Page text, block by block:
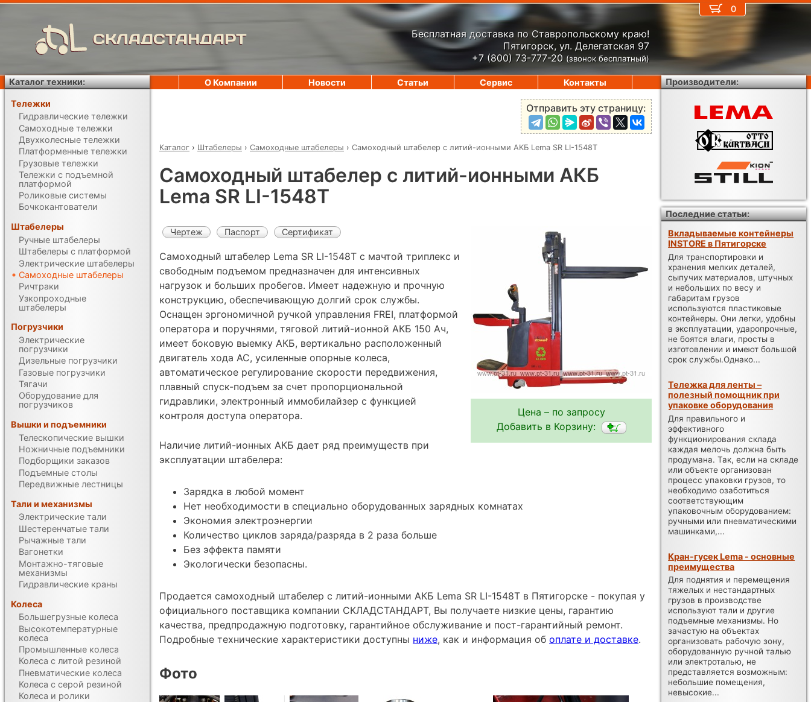
СКЛАДСТАНДАРТ
Бесплатная доставка по Ставропольскому краю!
Пятигорск, ул. Делегатская 97
+7 (800) 73-777-20 (звонок бесплатный)
Отправить эту страницу:
Каталог › Штабелеры › Самоходные штабелеры › Самоходный штабелер с литий-ионными АКБ Lema SR LI-1548Т
Самоходный штабелер с литий-ионными АКБ
Lema SR LI-1548Т
Цена – по запросу
Добавить в Корзину:
Чертеж Паспорт Сертификат
Самоходный штабелер Lema SR LI-1548Т с мачтой триплекс и
свободным подъемом предназначен для интенсивных
нагрузок и больших пробегов. Имеет надежную и прочную
конструкцию, обеспечивающую долгий срок службы.
Оснащен эргономичной ручкой управления FREI, платформой
оператора и поручнями, тяговой литий-ионной АКБ 150 Ач,
имеет боковую выемку АКБ, вертикально расположенный
двигатель хода АС, усиленные опорные колеса,
автоматическое регулирование скорости передвижения,
плавный спуск-подъем за счет пропорциональной
гидравлики, электронный иммобилайзер с функцией
контроля доступа оператора.
Наличие литий-ионных АКБ дает ряд преимуществ при
эксплуатации штабелера:
Зарядка в любой момент
Нет необходимости в специально оборудованных зарядных комнатах
Экономия электроэнергии
Количество циклов заряда/разряда в 2 раза больше
Без эффекта памяти
Экологически безопасны.
Продается самоходный штабелер с литий-ионными АКБ Lema SR LI-1548Т в Пятигорске - покупая у
официального поставщика компании СКЛАДСТАНДАРТ, Вы получаете низкие цены, гарантию
качества, предпродажную подготовку, гарантийное обслуживание и пост-гарантийный ремонт.
Подробные технические характеристики доступны ниже, как и информация об оплате и доставке.
Фото
0
О Компании Новости Статьи Сервис Контакты
Каталог техники:
Тележки
Гидравлические тележки
Самоходные тележки
Двухколесные тележки
Платформенные тележки
Грузовые тележки
Тележки с подъемной
платформой
Роликовые системы
Бочкокантователи
Штабелеры
Ручные штабелеры
Штабелеры с платформой
Электрические штабелеры
Самоходные штабелеры
Ричтраки
Узкопроходные
штабелеры
Погрузчики
Электрические
погрузчики
Дизельные погрузчики
Газовые погрузчики
Тягачи
Оборудование для
погрузчиков
Вышки и подъемники
Телескопические вышки
Ножничные подъемники
Подборщики заказов
Подъемные столы
Передвижные лестницы
Тали и механизмы
Электрические тали
Шестеренчатые тали
Рычажные тали
Вагонетки
Монтажно-тяговые
механизмы
Гидравлические краны
Колеса
Большегрузные колеса
Высокотемпературные
колеса
Промышленные колеса
Колеса с литой резиной
Пневматические колеса
Колеса с серой резиной
Колеса и ролики
Производители:
Последние статьи:
Вкладываемые контейнеры
INSTORE в Пятигорске
Для транспортировки и
хранения мелких деталей,
сыпучих материалов, штучных
и небольших по весу и
габаритам грузов
используются пластиковые
контейнеры. Они легки, удобны
в эксплуатации, ударопрочные,
не боятся влаги, просты в
изготовлении и имеют большой
срок службы.Однако...
Тележка для ленты –
полезный помощник при
упаковке оборудования
Для правильного и
эффективного
функционирования склада
каждая мелочь должна быть
продумана. Так, если на складе
или объекте организован
процесс упаковки грузов, то
необходимо озаботиться
соответствующим
упаковочным оборудованием:
ручными или пневматическими
машинками,...
Кран-гусек Lema - основные
преимущества
Для поднятия и перемещения
тяжелых и нестандартных
грузов в производстве
используют тали и другие
подъемные механизмы. Но
зачастую на объектах
организовать рабочую зону,
оборудованную ручной талью
или электроталью, не
представляется возможным:
небольшие помещения,
невысокие...